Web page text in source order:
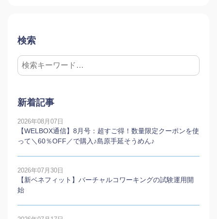
検索
新着記事
2026年08月07日
【WELBOX通信】8月号：超すご得！数量限定クーポンを使
って＼60％OFF／で購入♪島原手延そうめん♪
2026年07月30日
【新ベネフィット】バーチャルコワーキングの試験運用開
始